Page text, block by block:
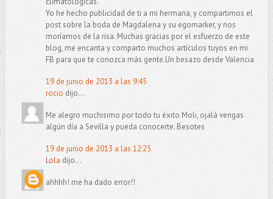
Yo he hecho publicidad de ti a mi hermana, y compartimos el
post sobre la boda de Magdalena y su egomarker, y nos
moríamos de la risa. Muchas gracias por el esfuerzo de este
blog, me encanta y comparto muchos artículos tuyos en mi
FB para que te conozca más gente.Un besazo desde Valencia
19 de junio de 2013 a las 9:45
rocio dijo...
Me alegro muchisimo por todo tu éxito Moli, ojalá vengas
algún día a Sevilla y pueda conocerte. Besotes
19 de junio de 2013 a las 12:25
Lola dijo...
ahhhh! me ha dado error!!